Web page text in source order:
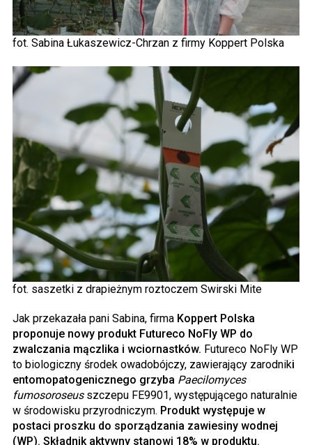
fot. Sabina Łukaszewicz-Chrzan z firmy Koppert Polska
fot. saszetki z drapieżnym roztoczem Swirski Mite
Jak przekazała pani Sabina, firma Koppert Polska
proponuje nowy produkt Futureco NoFly WP do
zwalczania mączlika i wciornastków. Futureco NoFly WP
to biologiczny środek owadobójczy, zawierający zarodniki
entomopatogenicznego grzyba Paecilomyces
fumosoroseusszczepu FE9901, występującego naturalnie
w środowisku przyrodniczym. Produkt występuje w
postaci proszku do sporządzania zawiesiny wodnej
(WP). Składnik aktywny stanowi 18% w produktu.